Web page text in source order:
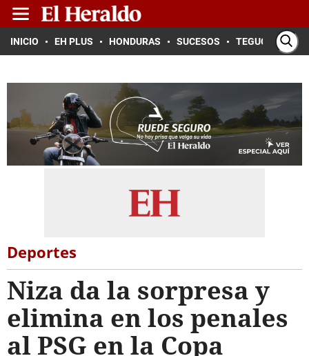
INICIO EH PLUS HONDURAS SUCESOS TEGUCIGALPA
Deportes
Niza da la sorpresa y
elimina en los penales
al PSG en la Copa